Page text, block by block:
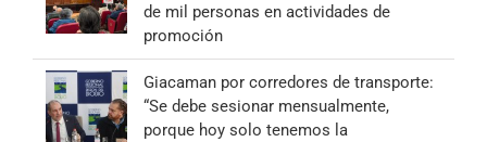
de mil personas en actividades de
promoción
Giacaman por corredores de transporte:
“Se debe sesionar mensualmente,
porque hoy solo tenemos la